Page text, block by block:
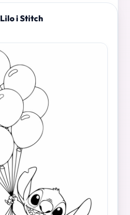
Lilo i Stitch